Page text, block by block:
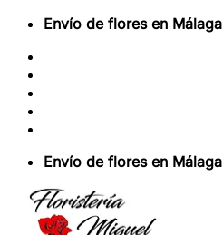
Saltar
contenido
Envío de flores en Málaga
Envío de flores en Málaga